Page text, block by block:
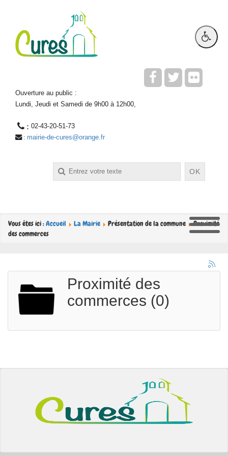
Ouverture au public :
Lundi, Jeudi et Samedi de 9h00 à 12h00,
: 02-43-20-51-73
: mairie-de-cures@orange.fr
OK
Vous êtes ici :Accueil La Mairie Présentation de la commune
Proximité
des commerces
Proximité des
commerces (0)